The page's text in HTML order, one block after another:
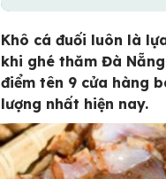
Khô cá đuối luôn là
khi ghé thăm Đà
điểm tên 9 cửa hàng
lượng nhất hiện nay.